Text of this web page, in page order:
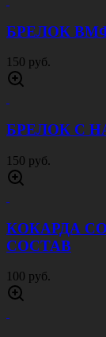
БРЕЛОК
150 руб.
БРЕЛОК С
150 руб.
КОКАРДА
СОСТАВ
100 руб.